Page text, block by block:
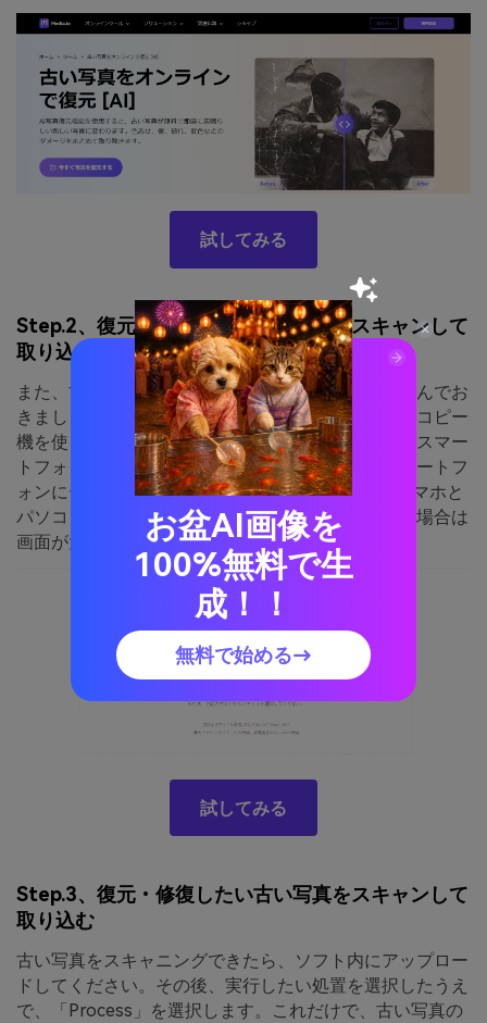
試してみる
Step.2、復元・修復したい古い写真をスキャンして
取り込む
また、古い写真をスキャナーでパソコン内に取り込んでお
きましょう。スキャナーがない場合は、コンビニのコピー
機を使ったスキャナーサービスを使うと便利です。スマー
トフォンで古い写真を復元・修復する場合は、スマートフ
ォンにデータを取り込んでください。Media.ioはスマホと
パソコンの両方で使えますが、細かい作業をしたい場合は
画面が大きいパソコンがおすすめです。
試してみる
Step.3、復元・修復したい古い写真をスキャンして
取り込む
古い写真をスキャニングできたら、ソフト内にアップロー
ドしてください。その後、実行したい処置を選択したうえ
で、「Process」を選択します。これだけで、古い写真の
お盆AI画像を
100%無料で生
成！！
無料で始める→